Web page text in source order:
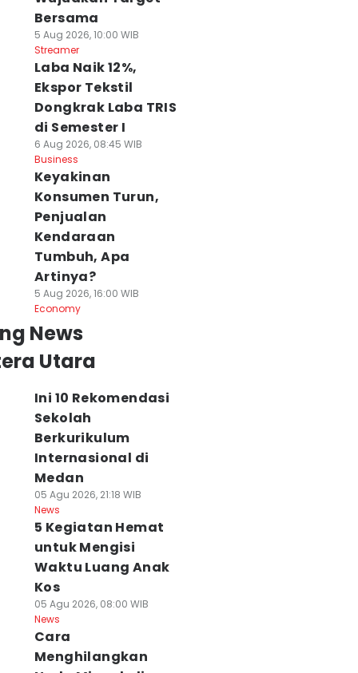
Bersama
5 Aug 2026, 10:00 WIB
Streamer
Laba Naik 12%,
Ekspor Tekstil
Dongkrak Laba TRIS
di Semester I
6 Aug 2026, 08:45 WIB
Business
Keyakinan
Konsumen Turun,
Penjualan
Kendaraan
Tumbuh, Apa
Artinya?
5 Aug 2026, 16:00 WIB
Economy
News
Utara
Ini 10 Rekomendasi
Sekolah
Berkurikulum
Internasional di
Medan
05 Agu 2026, 21:18 WIB
News
5 Kegiatan Hemat
untuk Mengisi
Waktu Luang Anak
Kos
05 Agu 2026, 08:00 WIB
News
Cara
Menghilangkan